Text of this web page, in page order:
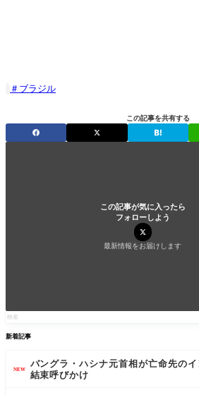
ブラジル
この記事を共有する
この記事が気に入ったら
フォローしよう
最新情報をお届けします
新着記事
NEW
バングラ・ハシナ元首相が亡命先の
結束呼びかけ